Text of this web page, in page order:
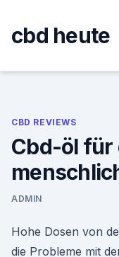
content
cbd heute
CBD REVIEWS
Cbd-öl für
ADMIN
Hohe Dosen von
die Probleme mit